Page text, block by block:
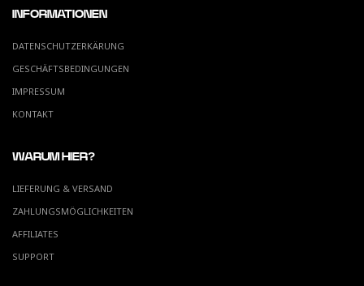
INFORMATIONEN
DATENSCHUTZERKÄRUNG
GESCHÄFTSBEDINGUNGEN
IMPRESSUM
KONTAKT
WARUM HIER?
LIEFERUNG & VERSAND
ZAHLUNGSMÖGLICHKEITEN
AFFILIATES
SUPPORT